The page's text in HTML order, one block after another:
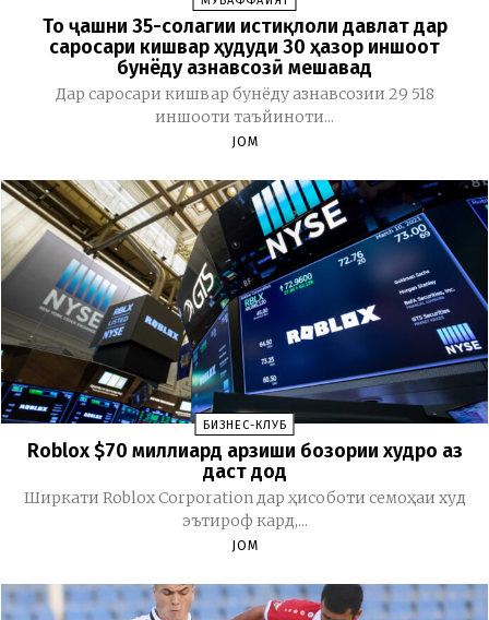
То ҷашни 35-солагии истиқлоли давлат дар
саросари кишвар ҳудуди 30 ҳазор иншоот
бунёду азнавсозӣ мешавад
Дар саросари кишвар бунёду азнавсозии 29 518
иншооти таъйиноти...
JOM
БИЗНЕС-КЛУБ
Roblox $70 миллиард арзиши бозории худро аз
даст дод
Ширкати Roblox Corporation дар ҳисоботи семоҳаи худ
эътироф кард,...
JOM